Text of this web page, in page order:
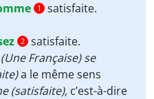
1 satisfaite.
2 satisfaite.
(Une Française) se
a le même sens
(satisfaite), c’est-à-dire